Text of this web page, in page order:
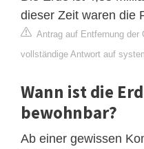
dieser Zeit waren die
Antrag auf Entfernung der
vollständige Antwort auf
Wann ist die
bewohnbar?
Ab einer gewissen